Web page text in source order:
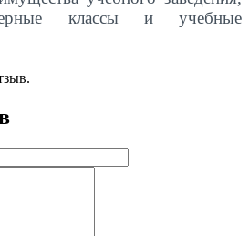
классы и учебные